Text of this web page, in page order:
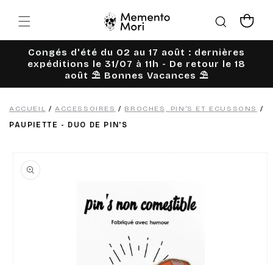
passer au
contenu
Panier
Congés d'été du 02 au 17 août : dernières
expéditions le 31/07 à 11h - De retour le 18
août ⛱️ Bonnes Vacances ⛱️
ACCUEIL / ACCESSOIRES / BROCHES, PIN'S ET ECUSSONS /
PAUPIETTE - DUO DE PIN'S
informations
produits